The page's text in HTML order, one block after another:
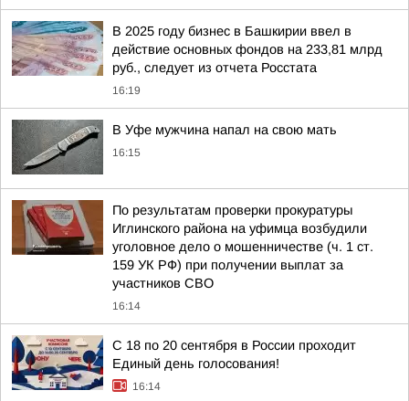
В 2025 году бизнес в Башкирии ввел в
действие основных фондов на 233,81 млрд
руб., следует из отчета Росстата
16:19
В Уфе мужчина напал на свою мать
16:15
По результатам проверки прокуратуры
Иглинского района на уфимца возбудили
уголовное дело о мошенничестве (ч. 1 ст.
159 УК РФ) при получении выплат за
участников СВО
16:14
С 18 по 20 сентября в России проходит
Единый день голосования!
16:14